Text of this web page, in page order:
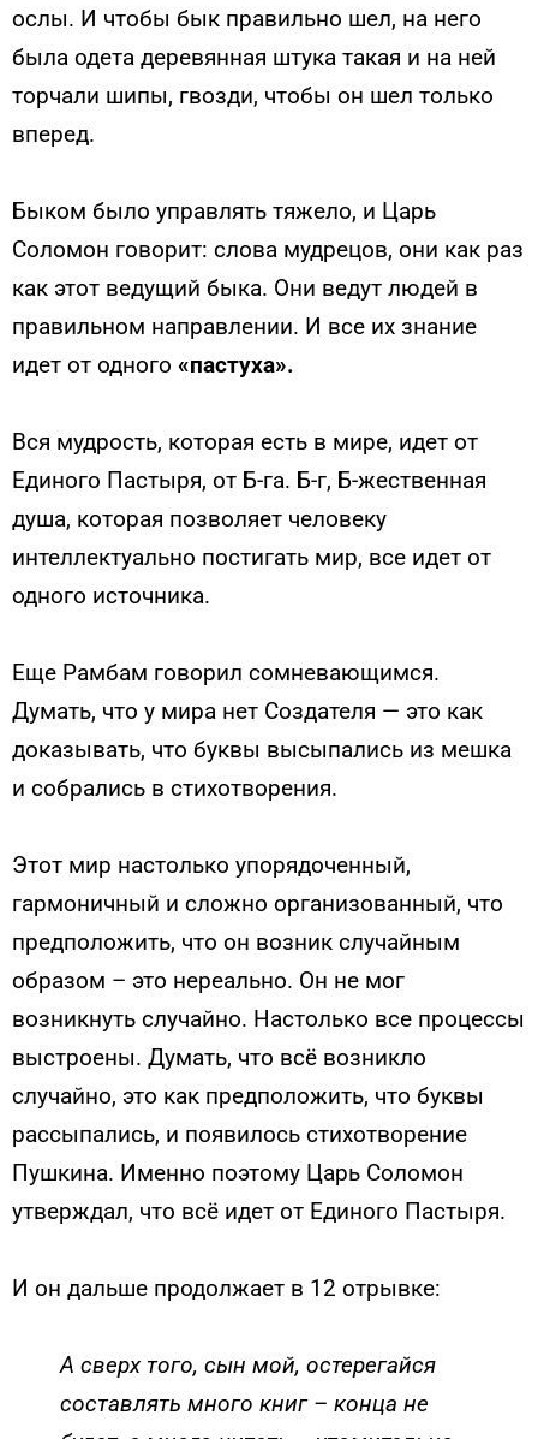
ослы. И чтобы бык правильно шел, на него
была одета деревянная штука такая и на ней
торчали шипы, гвозди, чтобы он шел только
вперед.
Быком было управлять тяжело, и Царь
Соломон говорит: слова мудрецов, они как раз
как этот ведущий быка. Они ведут людей в
правильном направлении. И все их знание
идет от одного «пастуха».
Вся мудрость, которая есть в мире, идет от
Единого Пастыря, от Б-га. Б-г, Б-жественная
душа, которая позволяет человеку
интеллектуально постигать мир, все идет от
одного источника.
Еще Рамбам говорил сомневающимся.
Думать, что у мира нет Создателя — это как
доказывать, что буквы высыпались из мешка
и собрались в стихотворения.
Этот мир настолько упорядоченный,
гармоничный и сложно организованный, что
предположить, что он возник случайным
образом – это нереально. Он не мог
возникнуть случайно. Настолько все процессы
выстроены. Думать, что всё возникло
случайно, это как предположить, что буквы
рассыпались, и появилось стихотворение
Пушкина. Именно поэтому Царь Соломон
утверждал, что всё идет от Единого Пастыря.
И он дальше продолжает в 12 отрывке:
А сверх того, сын мой, остерегайся
составлять много книг – конца не